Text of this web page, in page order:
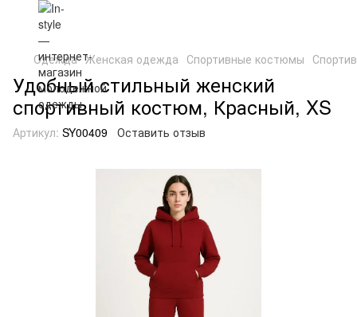
Одежда Женская одежда Спортивные костюмы
Удобный стильный женский
спортивный костюм, Красный, XS
Артикул: SY00409 Оставить отзыв